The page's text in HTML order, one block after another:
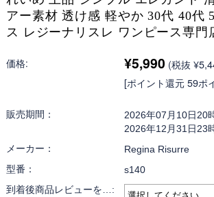
アー素材 透け感 軽やか 30代 40代
ス レジーナリスレ ワンピース専門
価格: ¥5,990 (税抜
[ポイント還元 59ポ
販売期間：
2026年07月10日20
2026年12月31日23
メーカー：
Regina Risurre
型番：
s140
到着後商品レビューを…: